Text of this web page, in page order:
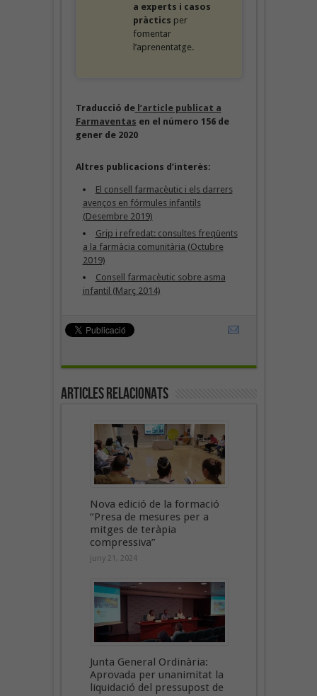
a experts i casos
pràctics per
fomentar
l’aprenentatge.
Traducció del’article publicat a
Farmaventas en el número 156 de
gener de 2020
Altres publicacions d’interès:
El consell farmacèutic i els darrers
avenços en fórmules infantils
(Desembre 2019)
Grip i refredat: consultes freqüents
a la farmàcia comunitària (Octubre
2019)
Consell farmacèutic sobre asma
infantil (Març 2014)
Articles Relacionats
Nova edició de la formació
“Presa de mesures per a
mitges de teràpia
compressiva”
juny 21, 2024
Junta General Ordinària:
Aprovada per unanimitat la
liquidació del pressupost de